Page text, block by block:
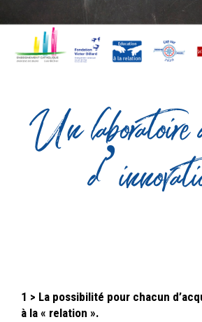
Un laboratoire
1 > La possibilité pour chacun
à la « relation ».